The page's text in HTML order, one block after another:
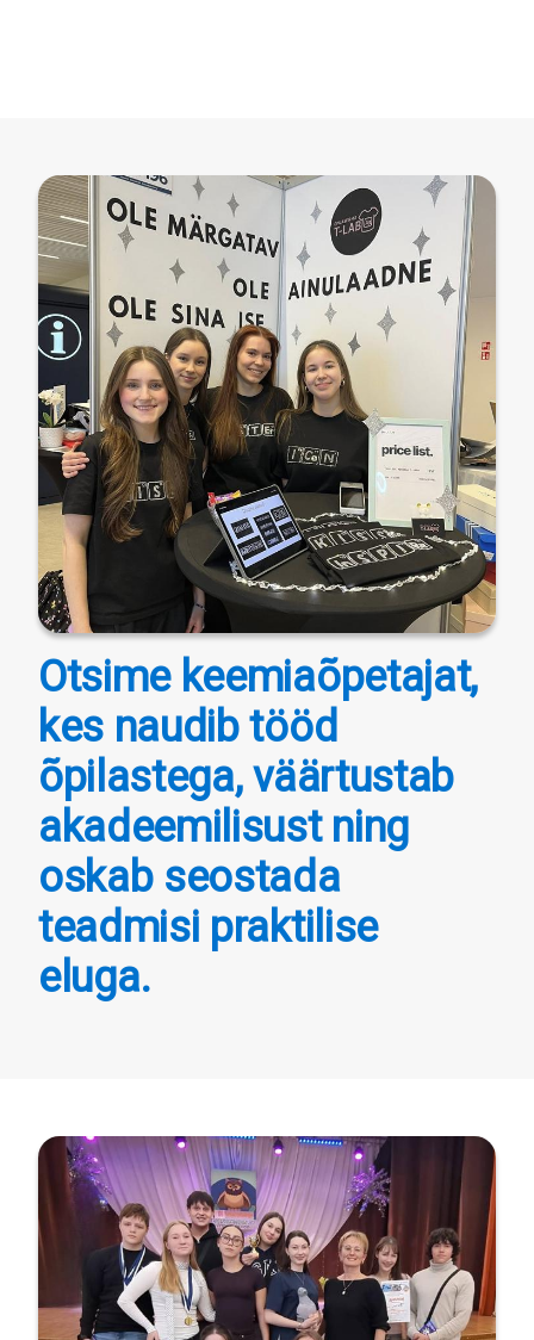
Otsime keemiaõpetajat,
kes naudib tööd
õpilastega, väärtustab
akadeemilisust ning
oskab seostada
teadmisi praktilise
eluga.